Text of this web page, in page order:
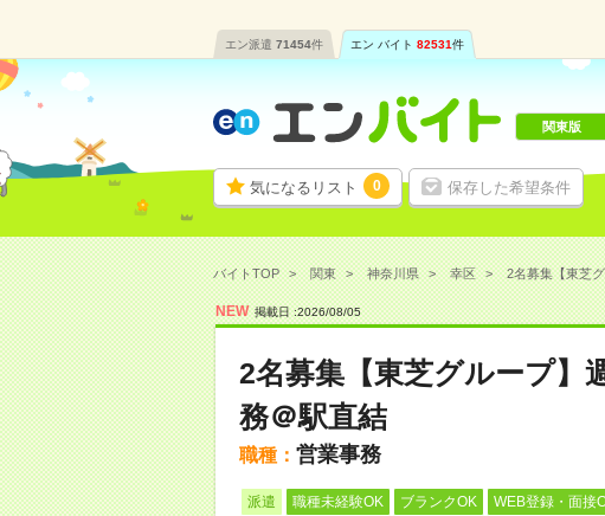
エン派遣 71454件 エン バイト 82531件
気になるリスト 0 保存した希望条件
関東版
バイトTOP 関東 神奈川県 幸区 2名募集【東芝
NEW 掲載日 :2026/08/05
2名募集【東芝グループ】
務＠駅直結
職種： 営業事務
派遣 職種未経験OK ブランクOK WEB登録・面接